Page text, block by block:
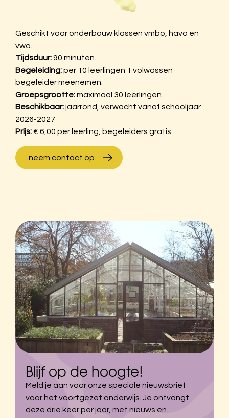
Geschikt voor onderbouw klassen vmbo, havo en
vwo.
Tijdsduur:90 minuten.
Begeleiding:per 10 leerlingen 1 volwassen
begeleider meenemen.
Groepsgrootte:maximaal 30 leerlingen.
Beschikbaar:jaarrond, verwacht vanaf schooljaar
2026-2027
Prijs:€ 6,00 per leerling, begeleiders gratis.
neem contact op
Blijf op de hoogte!
Meld je aan voor onze speciale nieuwsbrief
voor het voortgezet onderwijs. Je ontvangt
deze drie keer per jaar, met nieuws en